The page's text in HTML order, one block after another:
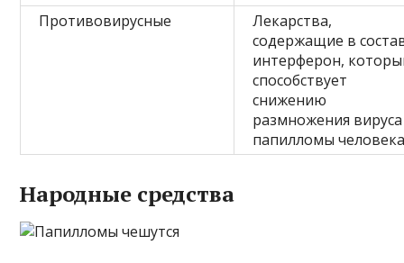
Противовирусные
Лекарства,
содержащие в
интерферон,
способствует
снижению
размножения вируса
папилломы
Народные средства